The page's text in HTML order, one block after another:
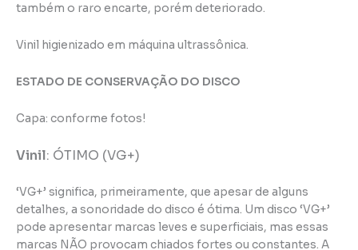
também o raro encarte, porém deteriorado.
Vinil higienizado em máquina ultrassônica.
ESTADO DE CONSERVAÇÃO DO DISCO
Capa: conforme fotos!
Vinil: ÓTIMO (VG+)
‘VG+’ significa, primeiramente, que apesar de alguns
detalhes, a sonoridade do disco é ótima. Um disco ‘VG+’
pode apresentar marcas leves e superficiais, mas essas
marcas NÃO provocam chiados fortes ou constantes. A